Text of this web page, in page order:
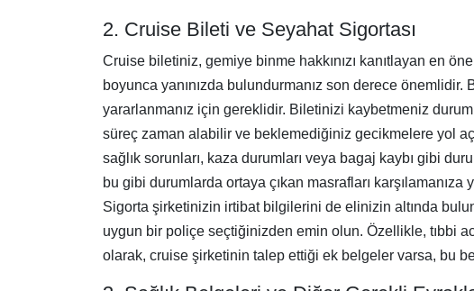
2. Cruise Bileti ve Seyahat Sigortası
Cruise biletiniz, gemiye binme hakkınızı kanıtlayan en
boyunca yanınızda bulundurmanız son derece
yararlanmanız için gereklidir. Biletinizi kaybetmeniz
süreç zaman alabilir ve beklemediğiniz gecikmelere yol
sağlık sorunları, kaza durumları veya bagaj kaybı gibi
bu gibi durumlarda ortaya çıkan masrafları karşılamanıza
Sigorta şirketinizin irtibat bilgilerini de elinizin altında
uygun bir poliçe seçtiğinizden emin olun. Özellikle, tıbbi
olarak, cruise şirketinin talep ettiği ek belgeler varsa, bu